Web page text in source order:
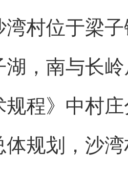
湾村位于梁
湖，南与长
规程》中村
体规划，沙